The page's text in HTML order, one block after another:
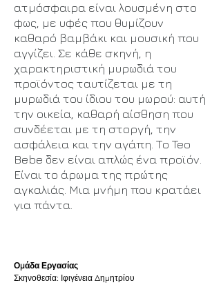
ατμόσφαιρα είναι λουσμένη στο
φως, με υφές που θυμίζουν
καθαρό βαμβάκι και μουσική που
αγγίζει. Σε κάθε σκηνή, η
χαρακτηριστική μυρωδιά του
προϊόντος ταυτίζεται με τη
μυρωδιά του ίδιου του μωρού: αυτή
την οικεία, καθαρή αίσθηση που
συνδέεται με τη στοργή, την
ασφάλεια και την αγάπη. Το Teo
Bebe δεν είναι απλώς ένα προϊόν.
Είναι το άρωμα της πρώτης
αγκαλιάς. Μια μνήμη που κρατάει
για πάντα.
Ομάδα Εργασίας
Σκηνοθεσία: Ιφιγένεια Δημητρίου